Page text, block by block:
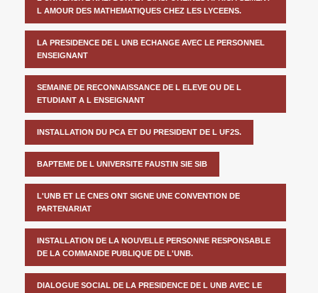
L AMOUR DES MATHEMATIQUES CHEZ LES LYCEENS.
LA PRESIDENCE DE L UNB ECHANGE AVEC LE PERSONNEL
ENSEIGNANT
SEMAINE DE RECONNAISSANCE DE L ELEVE OU DE L
ETUDIANT A L ENSEIGNANT
INSTALLATION DU PCA ET DU PRESIDENT DE L UF2S.
BAPTEME DE L UNIVERSITE FAUSTIN SIE SIB
L'UNB ET LE CNES ONT SIGNE UNE CONVENTION DE
PARTENARIAT
INSTALLATION DE LA NOUVELLE PERSONNE RESPONSABLE
DE LA COMMANDE PUBLIQUE DE L'UNB.
DIALOGUE SOCIAL DE LA PRESIDENCE DE L UNB AVEC LE